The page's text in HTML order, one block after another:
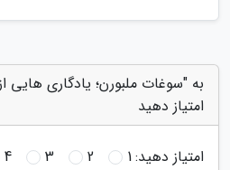
به "سوغات ملبورن؛ یادگاری هایی
امتیاز دهید
امتیاز دهید:1
2
3
4